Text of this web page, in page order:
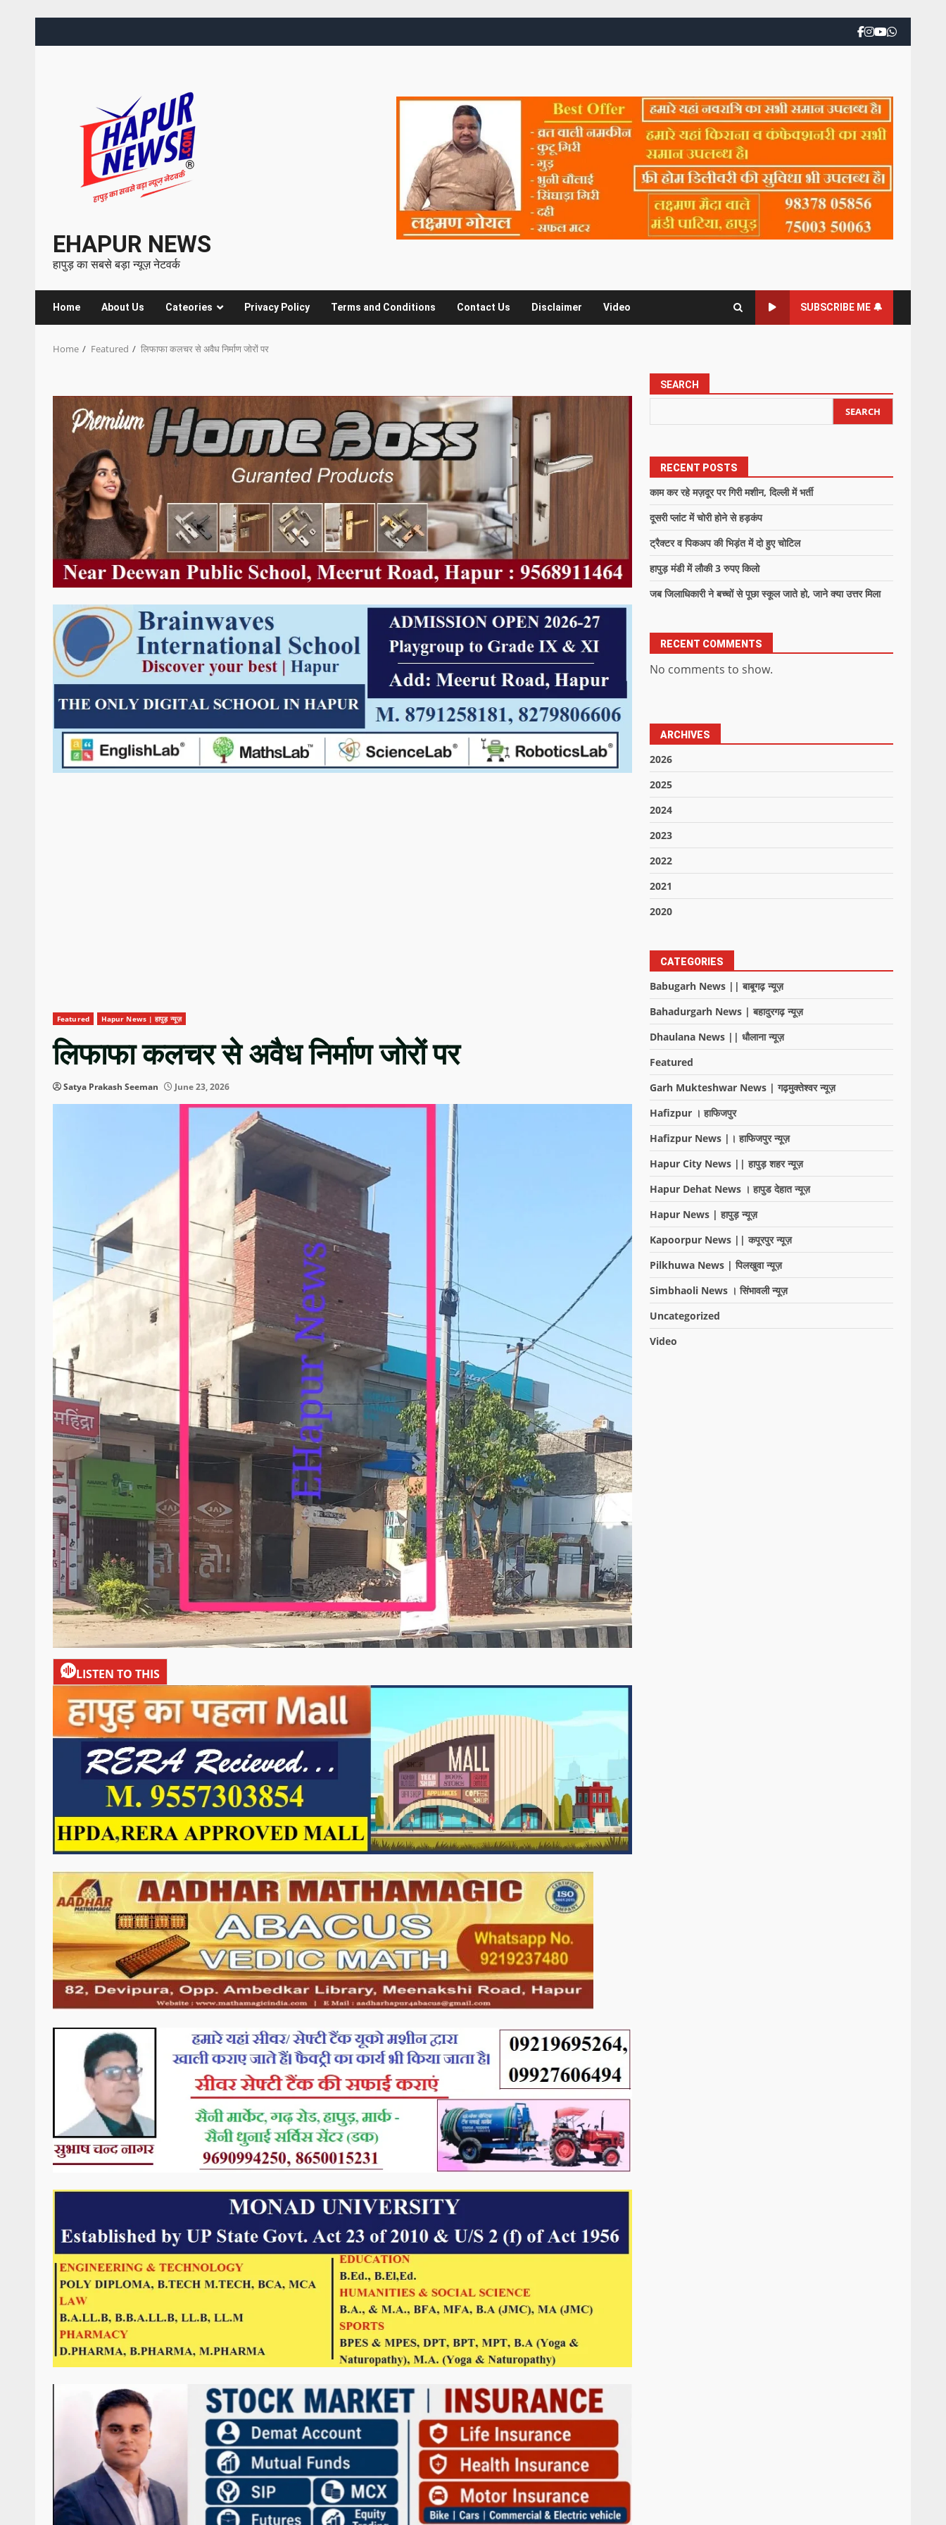
EHAPUR NEWS
हापुड़ का सबसे बड़ा न्यूज़ नेटवर्क
Home About Us Cateories Privacy Policy Terms and Conditions Contact Us Disclaimer Video SUBSCRIBE ME 🔔
Home Featured लिफाफा कलचर से अवैध निर्माण जोरों पर
Featured Hapur News | हापुड़ न्यूज़
लिफाफा कलचर से अवैध निर्माण जोरों पर
Satya Prakash Seeman June 23, 2026
LISTEN TO THIS
SEARCH
SEARCH
RECENT POSTS
काम कर रहे मज़दूर पर गिरी मशीन, दिल्ली में भर्ती
दूसरी प्लांट में चोरी होने से हड़कंप
ट्रैक्टर व पिकअप की भिड़ंत में दो हुए चोटिल
हापुड़ मंडी में लौकी 3 रुपए किलो
जब जिलाधिकारी ने बच्चों से पूछा स्कूल जाते हो, जाने क्या उत्तर मिला
RECENT COMMENTS
No comments to show.
ARCHIVES
2026
2025
2024
2023
2022
2021
2020
CATEGORIES
Babugarh News || बाबूगढ़ न्यूज़
Bahadurgarh News | बहादुरगढ़ न्यूज़
Dhaulana News || धौलाना न्यूज़
Featured
Garh Mukteshwar News | गढ़मुक्तेश्वर न्यूज़
Hafizpur । हाफिजपुर
Hafizpur News |। हाफिजपुर न्यूज़
Hapur City News || हापुड़ शहर न्यूज़
Hapur Dehat News । हापुड देहात न्यूज़
Hapur News | हापुड़ न्यूज़
Kapoorpur News || कपूरपुर न्यूज़
Pilkhuwa News | पिलखुवा न्यूज़
Simbhaoli News । सिंभावली न्यूज़
Uncategorized
Video